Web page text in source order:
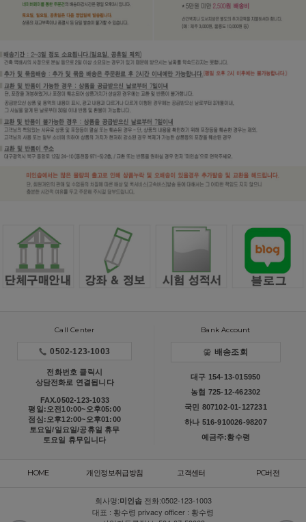
Call Center
0502-123-1003
전화번호 클릭시
상담전화로 연결됩니다
FAX.0502-123-1033
평일:오전10:00~오후05:00
점심:오후12:00~오후01:00
토요일/일요일/공휴일 휴무
토요일 휴무입니다
Bank Account
배송조회
대구 154-13-015950
농협 725-12-462302
국민 807102-01-127231
하나 516-910026-98207
예금주:황수령
HOME 개인정보취급방침 고객센터 PC버전
회사명:미인솝전화:0502-123-1003
대표 : 황수령 privacy officer : 황수령